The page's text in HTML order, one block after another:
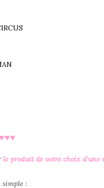
le produit de votre choix
simple :